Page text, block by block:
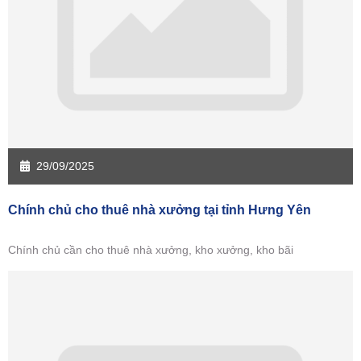
29/09/2025
Chính chủ cho thuê nhà xưởng tại tỉnh Hưng Yên
Chính chủ cần cho thuê nhà xưởng, kho xưởng, kho bãi